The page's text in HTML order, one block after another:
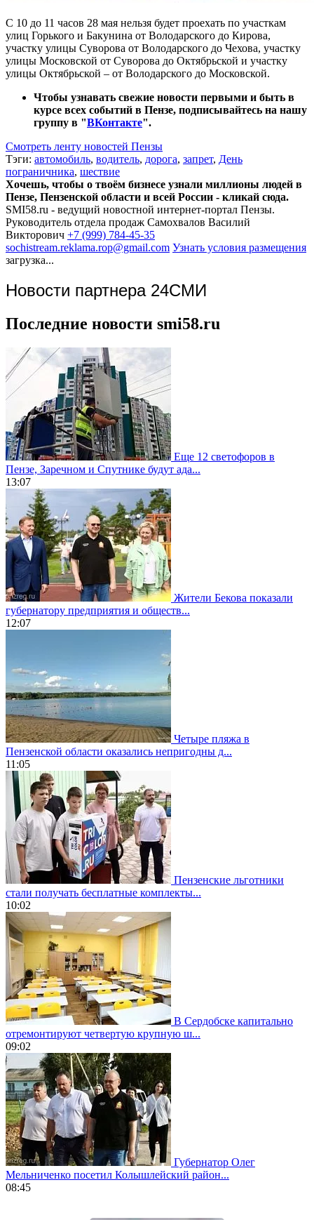
С 10 до 11 часов 28 мая нельзя будет проехать по участкам
улиц Горького и Бакунина от Володарского до Кирова,
участку улицы Суворова от Володарского до Чехова, участку
улицы Московской от Суворова до Октябрьской и участку
улицы Октябрьской – от Володарского до Московской.
Чтобы узнавать свежие новости первыми и быть в
курсе всех событий в Пензе, подписывайтесь на нашу
группу в "ВКонтакте".
Смотреть ленту новостей Пензы
Тэги: автомобиль, водитель, дорога, запрет, День
пограничника, шествие
Хочешь, чтобы о твоём бизнесе узнали миллионы людей в
Пензе, Пензенской области и всей России - кликай сюда.
SMI58.ru - ведущий новостной интернет-портал Пензы.
Руководитель отдела продаж Самохвалов Василий
Викторович +7 (999) 784-45-35
sochistream.reklama.rop@gmail.com Узнать условия размещения
загрузка...
Новости партнера 24СМИ
Последние новости smi58.ru
Еще 12 светофоров в
Пензе, Заречном и Спутнике будут ада...
13:07
Жители Бекова показали
губернатору предприятия и обществ...
12:07
Четыре пляжа в
Пензенской области оказались непригодны д...
11:05
Пензенские льготники
стали получать бесплатные комплекты...
10:02
В Сердобске капитально
отремонтируют четвертую крупную ш...
09:02
Губернатор Олег
Мельниченко посетил Колышлейский район...
08:45